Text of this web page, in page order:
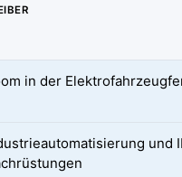
in der
und